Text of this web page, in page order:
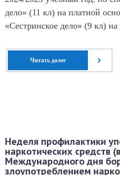
дело» (11 кл) на платной
«Сестринское дело» (9 кл)
Читать далее
Неделя профилактики
наркотических средств
Международного дня
злоупотреблением